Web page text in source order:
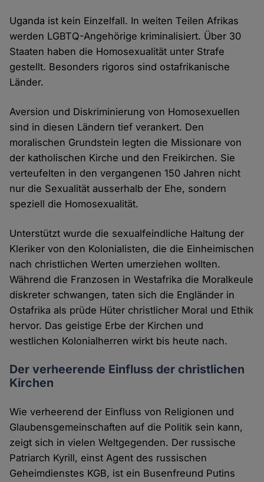
Uganda ist kein Einzelfall. In weiten Teilen Afrikas
werden LGBTQ-Angehörige kriminalisiert. Über 30
Staaten haben die Homosexualität unter Strafe
gestellt. Besonders rigoros sind ostafrikanische
Länder.
Aversion und Diskriminierung von Homosexuellen
sind in diesen Ländern tief verankert. Den
moralischen Grundstein legten die Missionare von
der katholischen Kirche und den Freikirchen. Sie
verteufelten in den vergangenen 150 Jahren nicht
nur die Sexualität ausserhalb der Ehe, sondern
speziell die Homosexualität.
Unterstützt wurde die sexualfeindliche Haltung der
Kleriker von den Kolonialisten, die die Einheimischen
nach christlichen Werten umerziehen wollten.
Während die Franzosen in Westafrika die Moralkeule
diskreter schwangen, taten sich die Engländer in
Ostafrika als prüde Hüter christlicher Moral und Ethik
hervor. Das geistige Erbe der Kirchen und
westlichen Kolonialherren wirkt bis heute nach.
Der verheerende Einfluss der christlichen
Kirchen
Wie verheerend der Einfluss von Religionen und
Glaubensgemeinschaften auf die Politik sein kann,
zeigt sich in vielen Weltgegenden. Der russische
Patriarch Kyrill, einst Agent des russischen
Geheimdienstes KGB, ist ein Busenfreund Putins